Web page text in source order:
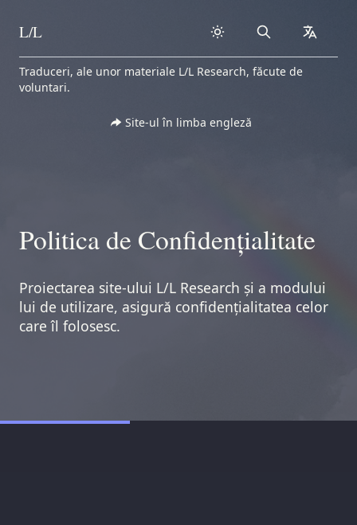
Skip to content
L/L Search
Traduceri, ale unor materiale L/L Research, făcute de
voluntari.
Site-ul în limba engleză
Politica de Confidențialitate
Proiectarea site-ului L/L Research și a modului
lui de utilizare, asigură confidențialitatea celor
care îl folosesc.